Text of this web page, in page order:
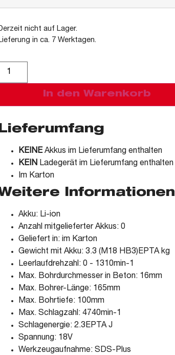
nicht auf Lager.
in ca. 7 Werktagen.
In den Warenkorb
KEINEAkkus im Lieferumfang enthalten
KEIN Ladegerät im Lieferumfang enthalten
Im Karton
Informationen
Akku: Li-ion
Anzahl mitgelieferter Akkus: 0
Geliefert in: im Karton
Gewicht mit Akku: 3.3 (M18 HB3)EPTA kg
Leerlaufdrehzahl: 0 - 1310min-1
Max. Bohrdurchmesser in Beton: 16mm
Max. Bohrer-Länge: 165mm
Max. Bohrtiefe: 100mm
Max. Schlagzahl: 4740min-1
Schlagenergie: 2.3EPTA J
Spannung: 18V
Werkzeugaufnahme: SDS-Plus